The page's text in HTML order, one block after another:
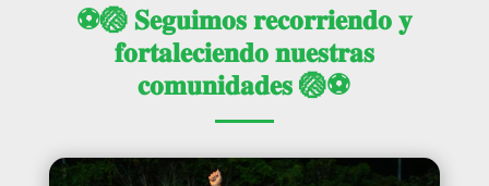
⚽🏐 𝐒𝐞𝐠𝐮𝐢𝐦𝐨𝐬 𝐫𝐞𝐜𝐨𝐫𝐫𝐢𝐞𝐧𝐝𝐨 𝐲
𝐟𝐨𝐫𝐭𝐚𝐥𝐞𝐜𝐢𝐞𝐧𝐝𝐨 𝐧𝐮𝐞𝐬𝐭𝐫𝐚𝐬
𝐜𝐨𝐦𝐮𝐧𝐢𝐝𝐚𝐝𝐞𝐬 🏐⚽